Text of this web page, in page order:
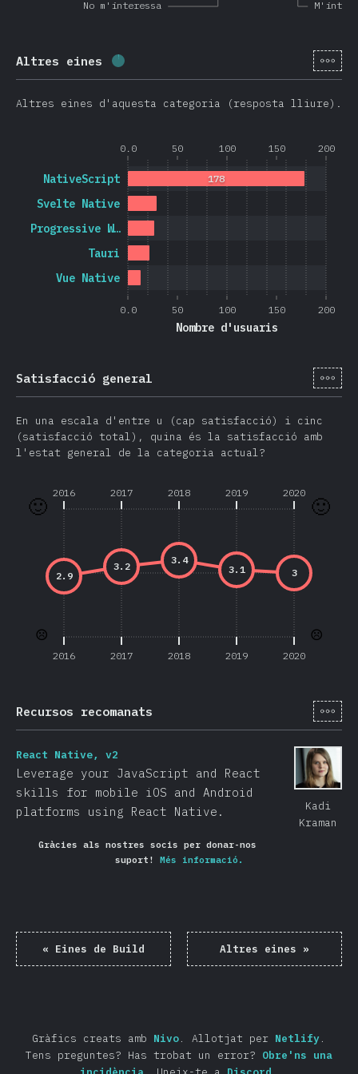
No m'interessa
Altres eines Percentatge completat: ( 313 )
[ca-
Altres eines d'aquesta categoria (resposta lliure).
0.0 50 100 150 200
0.0 50 100 150 200
Nombre d'usuaris
Vue Native
Tauri
Progressive W…
Svelte Native
NativeScript 178
Satisfacció general [ca-
En una escala d'entre u (cap satisfacció) i cinc
(satisfacció total), quina és la satisfacció amb
l'estat general de la categoria actual?
2016 2017 2018 2019 2020
☹️
🙂
2016 2017 2018 2019 2020
☹️
🙂
3
3.1
3.4
3.2
2.9
Recursos recomanats [ca-
Kadi
Kraman
React Native, v2
Leverage your JavaScript and React
skills for mobile iOS and Android
platforms using React Native.
Gràcies als nostres socis per donar-nos
suport!
Més informació.
« Eines de Build Altres eines »
Gràfics creats amb Nivo. Allotjat per Netlify.
Tens preguntes? Has trobat un error? Obre'ns una